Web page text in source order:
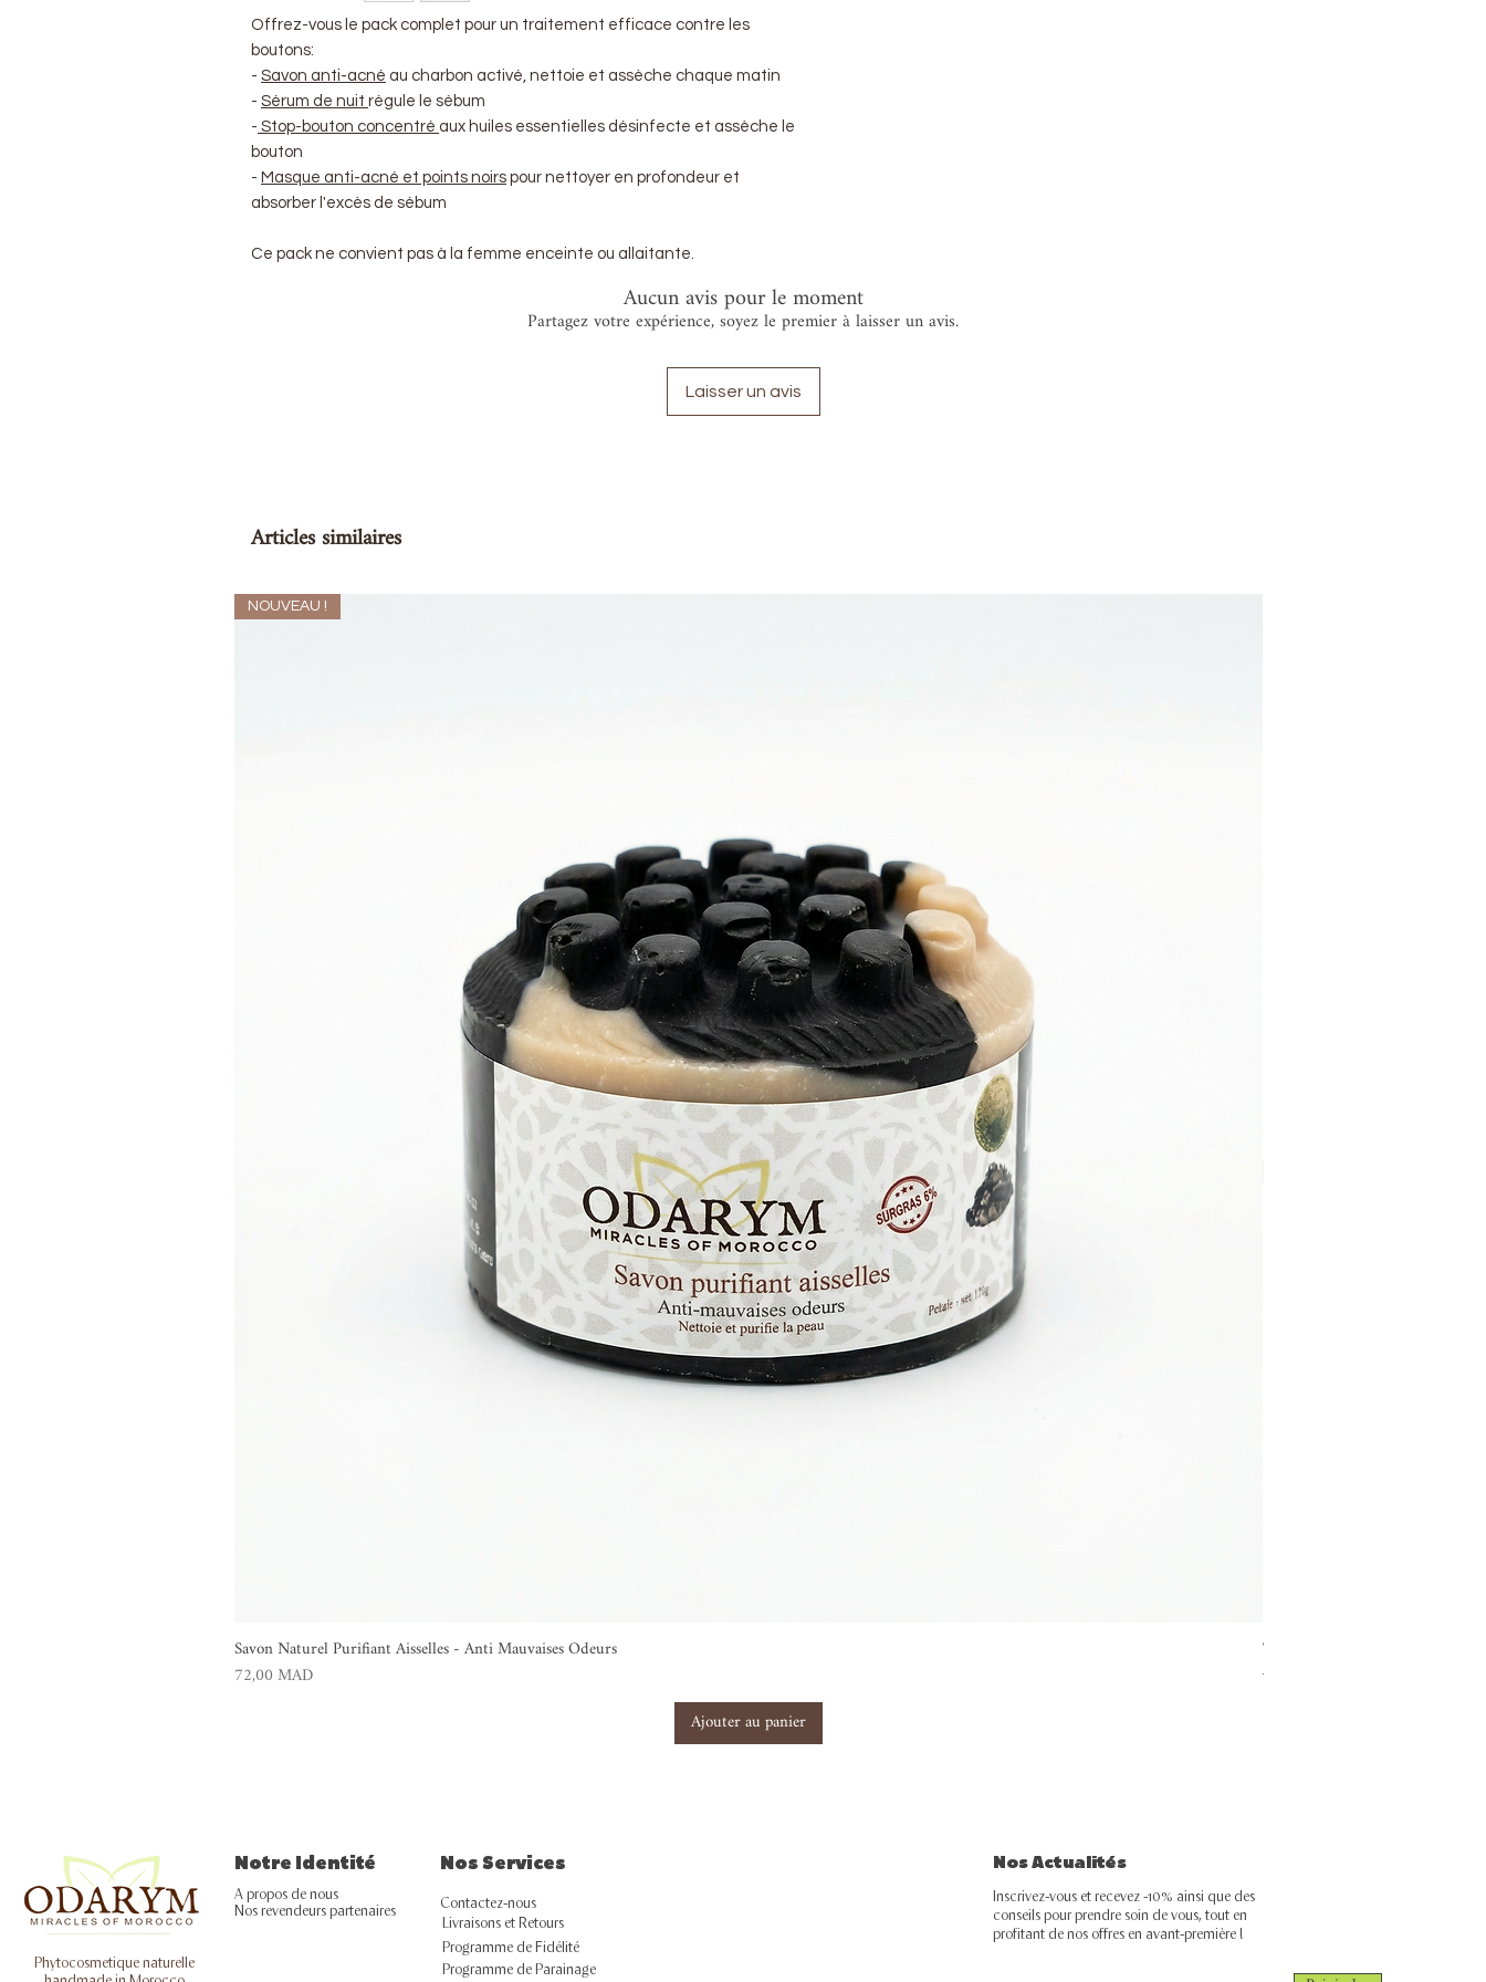
Offrez-vous le pack complet pour un traitement efficace contre les
boutons:
- Savon anti-acné au charbon activé, nettoie et assèche chaque matin
- Sérum de nuit régule le sébum
- Stop-bouton concentré aux huiles essentielles désinfecte et assèche le
bouton
- Masque anti-acné et points noirs pour nettoyer en profondeur et
absorber l'excès de sébum
Ce pack ne convient pas à la femme enceinte ou allaitante.
Aucun avis pour le moment
Partagez votre expérience, soyez le premier à laisser un avis.
Laisser un avis
Articles similaires
NOUVEAU !
Savon Naturel Purifiant Aisselles - Anti Mauvaises Odeurs
Prix
72,00 MAD
Ajouter au panier
Trio anti acné
Prix original
297,00 MAD
Phytocosmetique naturelle
Notre Identité
A propos de nous
Nos revendeurs partenaires
Nos Services
Contactez-nous
Livraisons et Retours
Programme de Fidélité
Programme de Parainage
Nos Actualités
Inscrivez-vous et recevez -10% ainsi que des
conseils pour prendre soin de vous, tout en
profitant de nos offres en avant-première !